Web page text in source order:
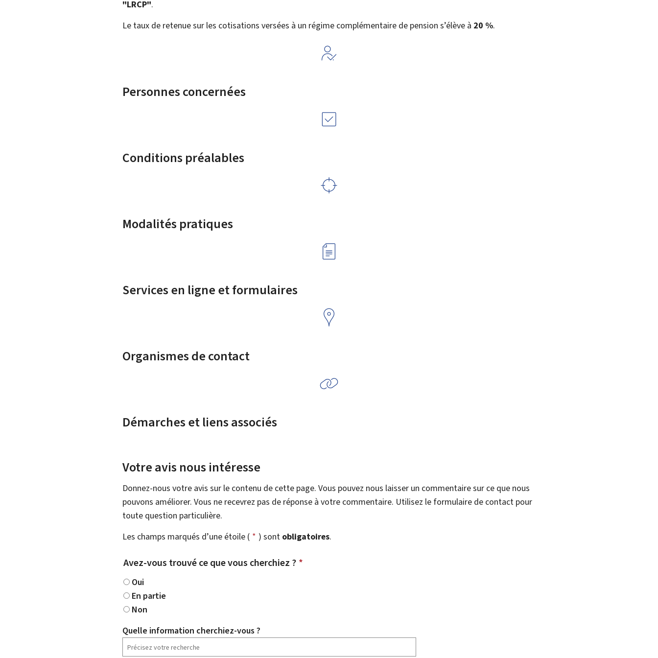
"LRCP".
Le taux de retenue sur les cotisations versées à un régime complémentaire de pension s’élève à 20 %.
Personnes concernées
Conditions préalables
Modalités pratiques
Services en ligne et formulaires
Organismes de contact
Démarches et liens associés
Votre avis nous intéresse
Donnez-nous votre avis sur le contenu de cette page. Vous pouvez nous laisser un commentaire sur ce que nous
pouvons améliorer. Vous ne recevrez pas de réponse à votre commentaire. Utilisez le formulaire de contact pour
toute question particulière.
Les champs marqués d’une étoile ( * ) sont obligatoires.
Avez-vous trouvé ce que vous cherchiez ? *
Oui
En partie
Non
Quelle information cherchiez-vous ?